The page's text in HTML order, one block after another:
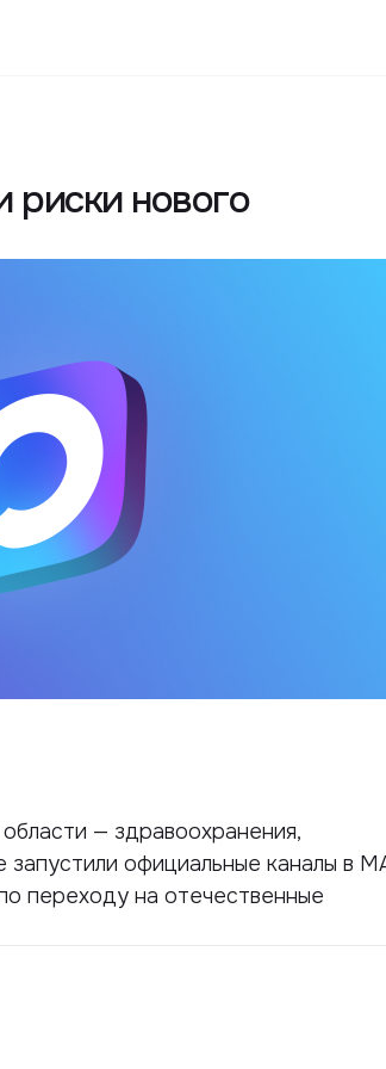
риски нового
— здравоохранения,
официальные каналы в
переходу на отечественные